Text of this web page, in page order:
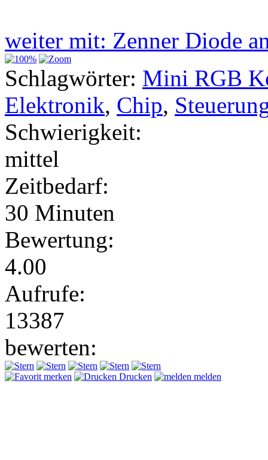
weiter mit: Zenner Diode
Schlagwörter: Mini RGB
Elektronik, Chip,
Schwierigkeit:
mittel
Zeitbedarf:
30 Minuten
Bewertung:
4.00
Aufrufe:
13387
bewerten:
merken Drucken melden